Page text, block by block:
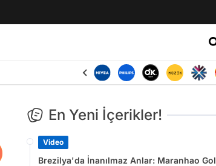
En Yeni İçerikler!
Video
Brezilya'da İnanılmaz Anlar: Maranhao Gol